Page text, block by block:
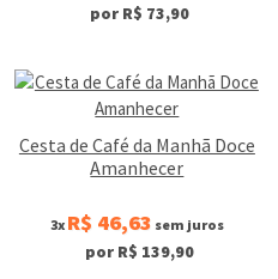
por R$ 73,90
Cesta de Café da Manhã Doce
Amanhecer
3x R$ 46,63 sem juros
por R$ 139,90